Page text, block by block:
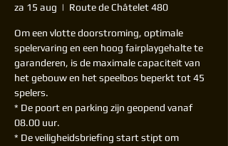
za 15 aug
  |
Route de Châtelet 480
Om een vlotte doorstroming, optimale
spelervaring en een hoog fairplaygehalte te
garanderen, is de maximale capaciteit van
het gebouw en het speelbos beperkt tot 45
spelers.
* De poort en parking zijn geopend vanaf
08.00 uur.
* De veiligheidsbriefing start stipt om